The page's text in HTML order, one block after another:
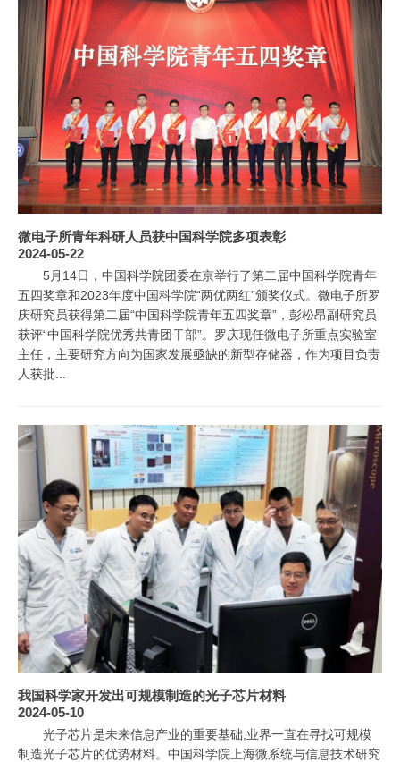
微电子所青年科研人员获中国科学院多项表彰
2024-05-22
5月14日，中国科学院团委在京举行了第二届中国科学院青年
五四奖章和2023年度中国科学院“两优两红”颁奖仪式。微电子所罗
庆研究员获得第二届“中国科学院青年五四奖章”，彭松昂副研究员
获评“中国科学院优秀共青团干部”。罗庆现任微电子所重点实验室
主任，主要研究方向为国家发展亟缺的新型存储器，作为项目负责
人获批...
我国科学家开发出可规模制造的光子芯片材料
2024-05-10
光子芯片是未来信息产业的重要基础,业界一直在寻找可规模
制造光子芯片的优势材料。中国科学院上海微系统与信息技术研究